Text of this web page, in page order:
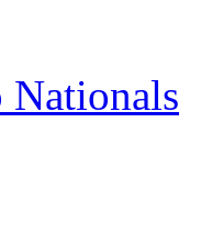
Nationals